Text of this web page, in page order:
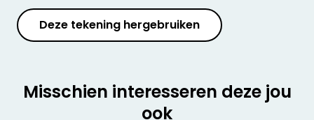
Deze tekening hergebruiken
Misschien interesseren deze jou
ook